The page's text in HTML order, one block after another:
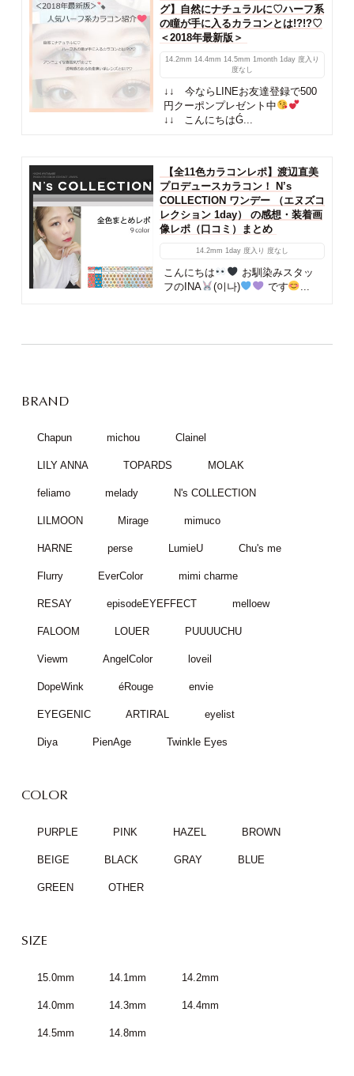
グ】自然にナチュラルに♡ハーフ系
の瞳が手に入るカラコンとは!?!?♡
＜2018年最新版＞
14.2mm 14.4mm 14.5mm 1month 1day 度入り
度なし
↓↓ 今ならLINEお友達登録で500
円クーポンプレゼント中
↓↓ こんにちはǴ...
【全11色カラコンレポ】渡辺直美
プロデュースカラコン！ N’s
COLLECTION ワンデー （エヌズコ
レクション 1day） の感想・装着画
像レポ（口コミ）まとめ
14.2mm 1day 度入り 度なし
こんにちは
お馴染みスタッ
フのINA
(이나) です
BRAND
Chapun michou Clainel
LILY ANNA TOPARDS MOLAK
feliamo melady N's COLLECTION
LILMOON Mirage mimuco
HARNE perse LumieU Chu's me
Flurry EverColor mimi charme
RESAY episodeEYEFFECT melloew
FALOOM LOUER PUUUUCHU
Viewm AngelColor loveil
DopeWink éRouge envie
EYEGENIC ARTIRAL eyelist
Diya PienAge Twinkle Eyes
COLOR
PURPLE PINK HAZEL BROWN
BEIGE BLACK GRAY BLUE
GREEN OTHER
SIZE
15.0mm 14.1mm 14.2mm
14.0mm 14.3mm 14.4mm
14.5mm 14.8mm